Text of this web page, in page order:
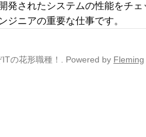
発されたシステムの性能をチ
ジニアの重要な仕事です。
の花形職種！. Powered by Fleming